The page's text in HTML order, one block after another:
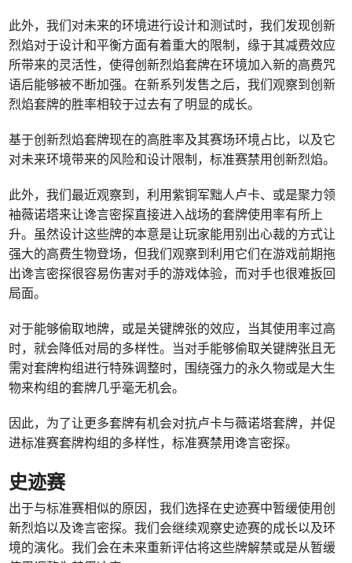
此外，我们对未来的环境进行设计和测试时，我们发现创新
烈焰对于设计和平衡方面有着重大的限制，缘于其减费效应
所带来的灵活性，使得创新烈焰套牌在环境加入新的高费咒
语后能够被不断加强。在新系列发售之后，我们观察到创新
烈焰套牌的胜率相较于过去有了明显的成长。
基于创新烈焰套牌现在的高胜率及其赛场环境占比，以及它
对未来环境带来的风险和设计限制，标准赛禁用创新烈焰。
此外，我们最近观察到，利用紫铜军黜人卢卡、或是聚力领
袖薇诺塔来让谗言密探直接进入战场的套牌使用率有所上
升。虽然设计这些牌的本意是让玩家能用别出心裁的方式让
强大的高费生物登场，但我们观察到利用它们在游戏前期拖
出谗言密探很容易伤害对手的游戏体验，而对手也很难扳回
局面。
对于能够偷取地牌，或是关键牌张的效应，当其使用率过高
时，就会降低对局的多样性。当对手能够偷取关键牌张且无
需对套牌构组进行特殊调整时，围绕强力的永久物或是大生
物来构组的套牌几乎毫无机会。
因此，为了让更多套牌有机会对抗卢卡与薇诺塔套牌，并促
进标准赛套牌构组的多样性，标准赛禁用谗言密探。
史迹赛
出于与标准赛相似的原因，我们选择在史迹赛中暂缓使用创
新烈焰以及谗言密探。我们会继续观察史迹赛的成长以及环
境的演化。我们会在未来重新评估将这些牌解禁或是从暂缓